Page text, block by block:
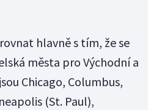
hlavně s tím, že se
města pro Východní a
Chicago, Columbus,
(St. Paul),